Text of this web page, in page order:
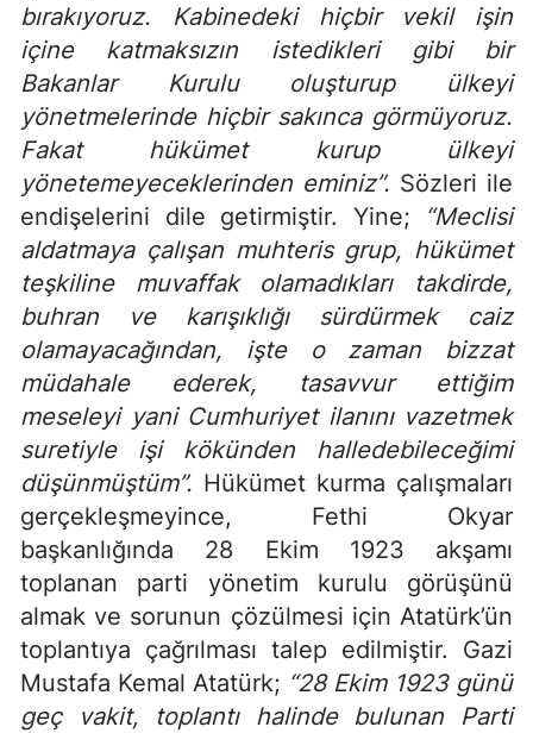
bırakıyoruz. Kabinedeki hiçbir vekil işin
içine katmaksızın istedikleri gibi bir
Bakanlar Kurulu oluşturup ülkeyi
yönetmelerinde hiçbir sakınca görmüyoruz.
Fakat hükümet kurup ülkeyi
yönetemeyeceklerinden eminiz”. Sözleri ile
endişelerini dile getirmiştir. Yine;
“Meclisi
aldatmaya çalışan muhteris grup, hükümet
teşkiline muvaffak olamadıkları takdirde,
buhran ve karışıklığı sürdürmek caiz
olamayacağından, işte o zaman bizzat
müdahale ederek, tasavvur ettiğim
meseleyi yani Cumhuriyet ilanını vazetmek
suretiyle işi kökünden halledebileceğimi
düşünmüştüm”. Hükümet kurma çalışmaları
gerçekleşmeyince, Fethi Okyar
başkanlığında 28 Ekim 1923 akşamı
toplanan parti yönetim kurulu görüşünü
almak ve sorunun çözülmesi için Atatürk’ün
toplantıya çağrılması talep edilmiştir. Gazi
Mustafa Kemal Atatürk; “28 Ekim 1923 günü
geç vakit, toplantı halinde bulunan Parti